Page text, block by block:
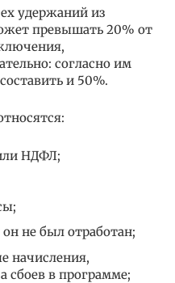
удержаний из
превышать 20% от
согласно им
и 50%.
НДФЛ;
не был отработан;
начисления,
сбоев в программе;